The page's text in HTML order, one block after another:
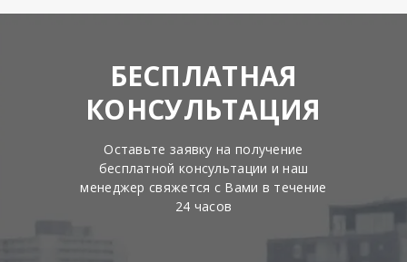
БЕСПЛАТНАЯ
КОНСУЛЬТАЦИЯ
Оставьте заявку на получение
бесплатной консультации и наш
менеджер свяжется с Вами в течение
24 часов